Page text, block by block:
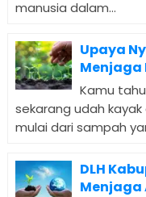
manusia dalam...
Upaya
Menjaga
Kamu
sekarang udah
mulai dari sampah
DLH
Menjaga